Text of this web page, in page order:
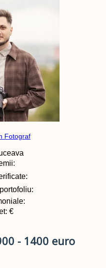
Fotograf
€
- 1400 euro